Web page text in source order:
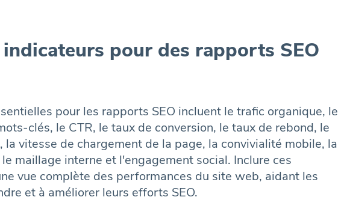
pour des rapports SEO
pour les rapports SEO incluent le trafic organique, le
clés, le CTR, le taux de conversion, le taux de rebond, le
la vitesse de chargement de la page, la convivialité mobile, la
maillage interne et l'engagement social. Inclure ces
vue complète des performances du site web, aidant les
et à améliorer leurs efforts SEO.